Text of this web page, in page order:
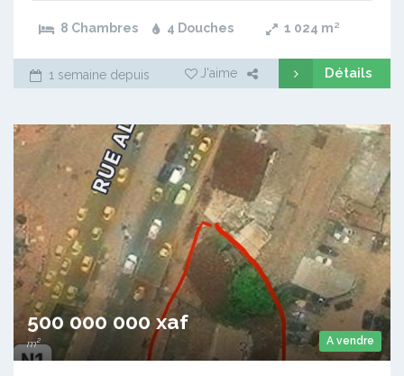
8 Chambres 4 Douches 1 024 m²
1 semaine depuis J'aime Détails
A vendre
500 000 000 xaf
m²